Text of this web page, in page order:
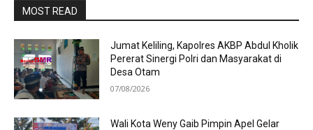
MOST READ
Jumat Keliling, Kapolres AKBP Abdul Kholik
Pererat Sinergi Polri dan Masyarakat di
Desa Otam
07/08/2026
Wali Kota Weny Gaib Pimpin Apel Gelar